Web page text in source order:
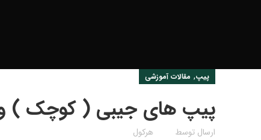
پیپ, مقالات آموزشی
پیپ‌ های جیبی ( کوچک ) و
ارسال توسط هرکول